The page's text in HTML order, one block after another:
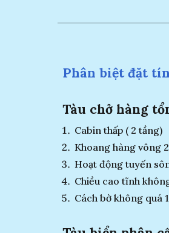
Phân biệt đặt
Tàu chở hàng
Cabin thấp ( 2 tầng)
Khoang hàng vông
Hoạt động tuyến
Chiều cao tĩnh
Cách bờ không quá